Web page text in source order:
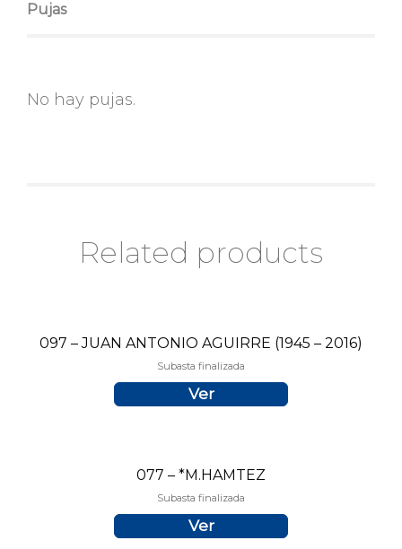
Pujas
No hay pujas.
Related products
097 – JUAN ANTONIO AGUIRRE (1945 – 2016)
Subasta finalizada
Ver
077 – *M.HAMTEZ
Subasta finalizada
Ver